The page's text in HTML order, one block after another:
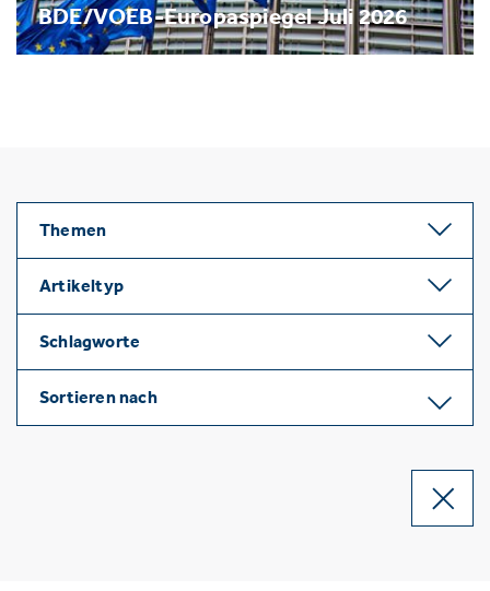
BDE/VOEB-Europaspiegel Juli 2026
Themen
Artikeltyp
Schlagworte
Sortieren nach